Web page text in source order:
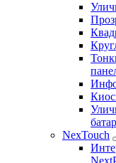
NexTouch